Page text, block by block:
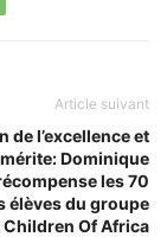
Article suivant
de l’excellence et
Dominique
les 70
élèves du groupe
Of Africa